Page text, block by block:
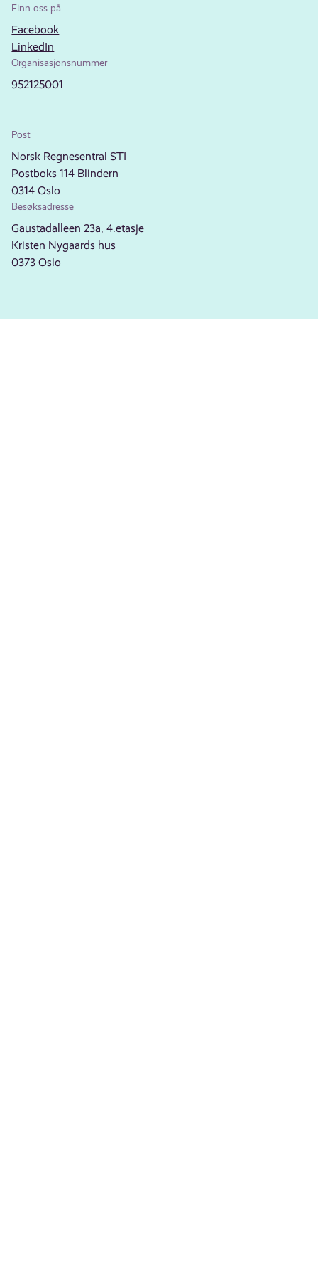
Finn oss på
Facebook
LinkedIn
Organisasjonsnummer
952125001
Post
Norsk Regnesentral STI
Postboks 114 Blindern
0314 Oslo
Besøksadresse
Gaustadalleen 23a, 4.etasje
Kristen Nygaards hus
0373 Oslo